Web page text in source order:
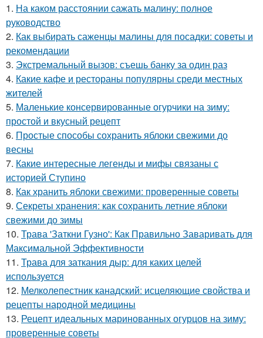
1. На каком расстоянии сажать малину: полное
руководство
2. Как выбирать саженцы малины для посадки: советы и
рекомендации
3. Экстремальный вызов: съешь банку за один раз
4. Какие кафе и рестораны популярны среди местных
жителей
5. Маленькие консервированные огурчики на зиму:
простой и вкусный рецепт
6. Простые способы сохранить яблоки свежими до
весны
7. Какие интересные легенды и мифы связаны с
историей Ступино
8. Как хранить яблоки свежими: проверенные советы
9. Секреты хранения: как сохранить летние яблоки
свежими до зимы
10. Трава 'Заткни Гузно': Как Правильно Заваривать для
Максимальной Эффективности
11. Трава для заткания дыр: для каких целей
используется
12. Мелколепестник канадский: исцеляющие свойства и
рецепты народной медицины
13. Рецепт идеальных маринованных огурцов на зиму:
проверенные советы